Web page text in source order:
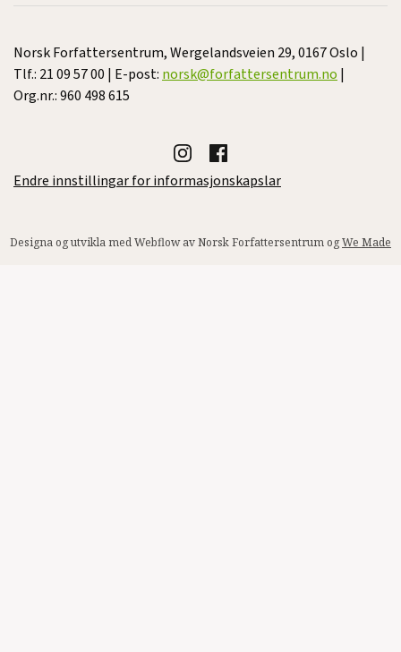
Norsk Forfattersentrum, Wergelandsveien 29, 0167 Oslo |
Tlf.: 21 09 57 00 | E-post: norsk@forfattersentrum.no |
Org.nr.: 960 498 615
Endre innstillingar for informasjonskapslar
Designa og utvikla med Webflow av Norsk Forfattersentrum ogWe Made